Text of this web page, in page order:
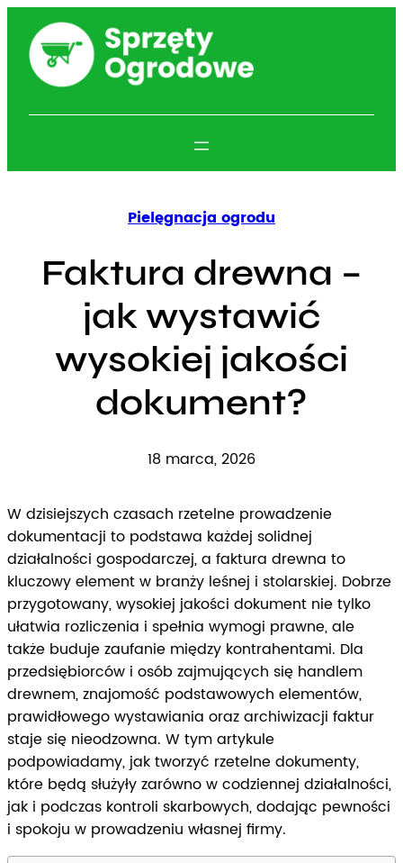
Przejdź
treści
Pielęgnacja ogrodu
Faktura drewna –
jak wystawić
wysokiej jakości
dokument?
18 marca, 2026
W dzisiejszych czasach rzetelne prowadzenie
dokumentacji to podstawa każdej solidnej
działalności gospodarczej, a faktura drewna to
kluczowy element w branży leśnej i stolarskiej. Dobrze
przygotowany, wysokiej jakości dokument nie tylko
ułatwia rozliczenia i spełnia wymogi prawne, ale
także buduje zaufanie między kontrahentami. Dla
przedsiębiorców i osób zajmujących się handlem
drewnem, znajomość podstawowych elementów,
prawidłowego wystawiania oraz archiwizacji faktur
staje się nieodzowna. W tym artykule
podpowiadamy, jak tworzyć rzetelne dokumenty,
które będą służyły zarówno w codziennej działalności,
jak i podczas kontroli skarbowych, dodając pewności
i spokoju w prowadzeniu własnej firmy.